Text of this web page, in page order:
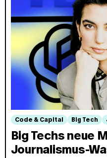
Code & Capital Big Tech
Big Techs neue
Journalismus-